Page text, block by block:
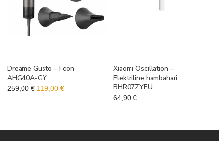
Dreame Gusto – Föön
AHG40A-GY
259,00€ Algne hind oli: 259,00 €.
119,00 €Praegune hind on: 119,00 €.
Xiaomi Oscillation –
Elektriline hambahari
BHR07ZYEU
64,90 €